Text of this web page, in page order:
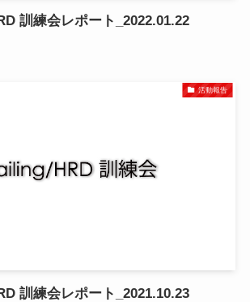
訓練会レポート_2022.01.22
活動報告
訓練会レポート_2021.10.23